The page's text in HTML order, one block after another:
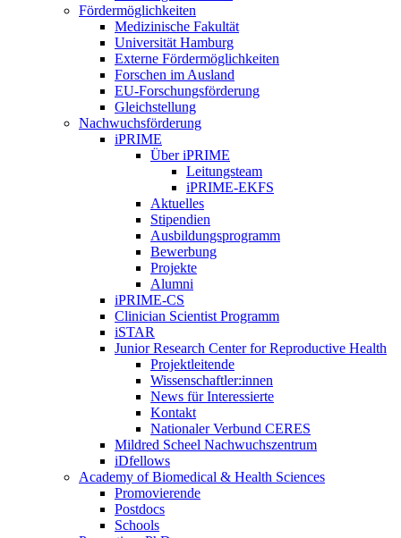
Fördermöglichkeiten
Medizinische Fakultät
Universität Hamburg
Externe Fördermöglichkeiten
Forschen im Ausland
EU-Forschungsförderung
Gleichstellung
Nachwuchsförderung
iPRIME
Über iPRIME
Leitungsteam
iPRIME-EKFS
Aktuelles
Stipendien
Ausbildungsprogramm
Bewerbung
Projekte
Alumni
iPRIME-CS
Clinician Scientist Programm
iSTAR
Junior Research Center for Reproductive Health
Projektleitende
Wissenschaftler:innen
News für Interessierte
Kontakt
Nationaler Verbund CERES
Mildred Scheel Nachwuchszentrum
iDfellows
Academy of Biomedical & Health Sciences
Promovierende
Postdocs
Schools